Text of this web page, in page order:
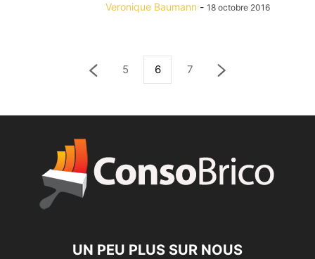
Veronique Baumann - 18 octobre 2016
5 6 7
UN PEU PLUS SUR NOUS